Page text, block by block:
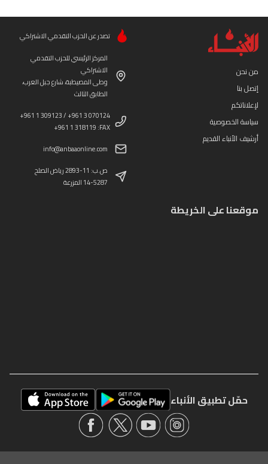
من نحن
إتصل بنا
لإعلاناتكم
سياسة الخصوصية
أرشيف الأنباء القديم
تصدر عن الحزب التقدمي الاشتراكي
المركز الرئيسي للحزب التقدمي
الاشتراكي
وطى المصيطبة، شارع جبل العرب،
الطابق الثالث
+961 1 309123 / +961 3 070124
+961 1 318119 :FAX
info@anbaaonline.com
ص.ب: 11-2893 رياض الصلح
14-5287 المزرعة
موقعنا على الخريطة
حمّل تطبيق الأنباء